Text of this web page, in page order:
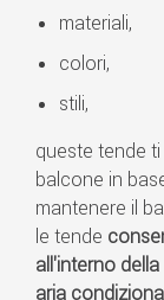
materiali,
colori,
stili,
queste tende
balcone in
mantenere il
le tende
all'interno
aria